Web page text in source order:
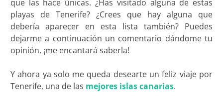
que las hace únicas. ¿Has visitado alguna de estas
playas de Tenerife? ¿Crees que hay alguna que
debería aparecer en esta lista también? Puedes
dejarme a continuación un comentario dándome tu
opinión, ¡me encantará saberla!
Y ahora ya solo me queda desearte un feliz viaje por
Tenerife, una de las mejores islas canarias.